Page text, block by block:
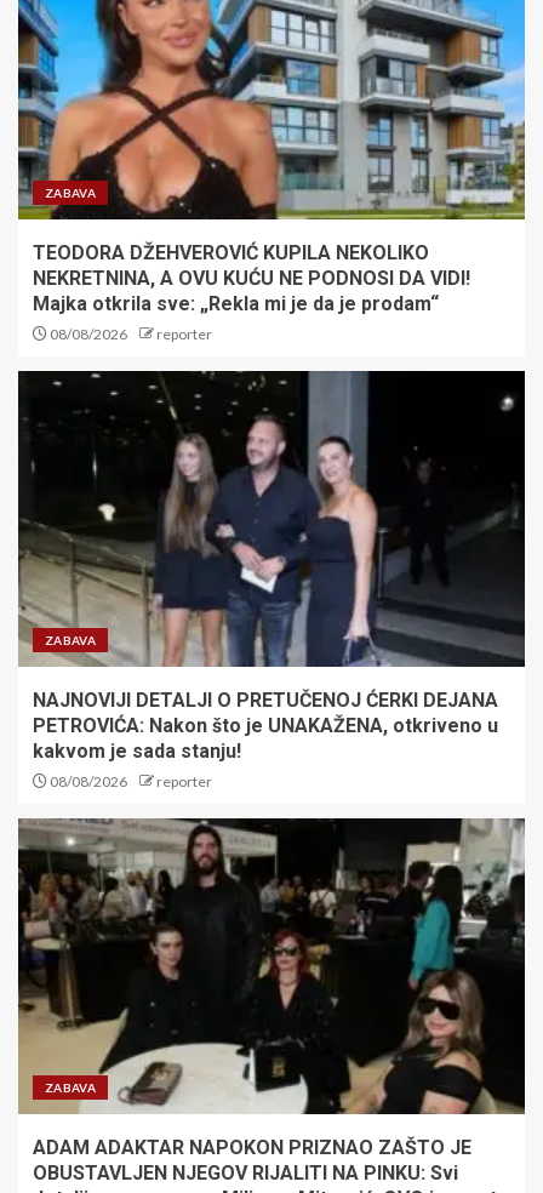
ZABAVA
TEODORA DŽEHVEROVIĆ KUPILA NEKOLIKO
NEKRETNINA, A OVU KUĆU NE PODNOSI DA VIDI!
Majka otkrila sve: „Rekla mi je da je prodam“
08/08/2026 reporter
ZABAVA
NAJNOVIJI DETALJI O PRETUČENOJ ĆERKI DEJANA
PETROVIĆA: Nakon što je UNAKAŽENA, otkriveno u
kakvom je sada stanju!
08/08/2026 reporter
ZABAVA
ADAM ADAKTAR NAPOKON PRIZNAO ZAŠTO JE
OBUSTAVLJEN NJEGOV RIJALITI NA PINKU: Svi